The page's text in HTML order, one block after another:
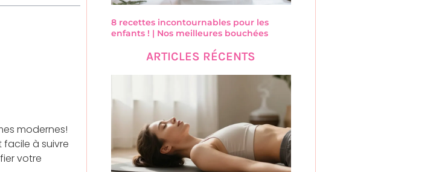
modernes!
à suivre
votre
8 recettes incontournables pour les
enfants ! | Nos meilleures bouchées
ARTICLES RÉCENTS